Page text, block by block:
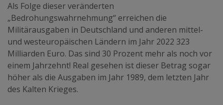
Als Folge dieser veränderten
„Bedrohungswahrnehmung“ erreichen die
Militärausgaben in Deutschland und anderen mittel-
und westeuropäischen Ländern im Jahr 2022 323
Milliarden Euro. Das sind 30 Prozent mehr als noch vor
einem Jahrzehnt! Real gesehen ist dieser Betrag sogar
höher als die Ausgaben im Jahr 1989, dem letzten Jahr
des Kalten Krieges.